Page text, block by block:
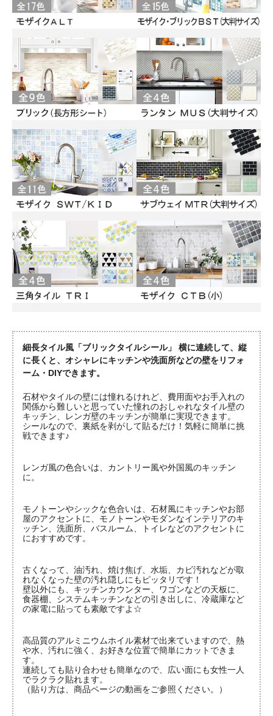
細長タイル風「ブリックタイルシール」 横に連続して、縦
に長くと、オシャレにキッチンや洗面所などの壁をリフォ
ーム・DIYできます。
石材やタイルの壁には憧れるけれど、費用面やお手入れの
関係から難しいと思っていた憧れのおしゃれなタイル壁の
キッチン、レンガ壁のキッチンが簡単に実現できます。
シールなので、裏紙を剥がして貼るだけ！気軽に簡単に挑
戦できます♪
レンガ風の色合いは、カントリー風や外国風のキッチン
に。
モノトーンやシックな色合いは、石材風にキッチンやお部
屋のアクセントに、モノトーンやモダンなインテリアのキ
ッチン、洗面所、バスルーム、トイレなどのアクセントに
におすすめです。
古くなって、油汚れ、焼け焦げ、水垢、カビ汚れなどが取
れなくなった壁の汚れ隠しにもピッタリです！
壁以外にも、キッチンカウンター、ワゴンなどの天板に、
食器棚、システムキッチンなどの引き出しに、冷蔵庫など
の家電に貼っても素敵ですよ☆
高品質のアルミニウムホイル素材で出来ていますので、熱
や水、汚れに強く、お好きな位置で簡単にカットできま
す。
連続しても貼り合わせも簡単なので、広い面にも女性一人
でラクラク貼れます。
（貼り方は、商品ページの動画をご参照ください。）